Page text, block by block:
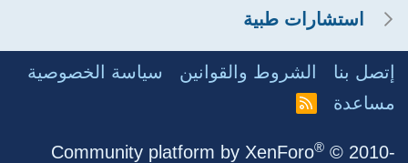
استشارات طبية
إتصل بنا الشروط والقوانين
سياسة الخصوصية
مساعدة
R
Community platform by XenForo® © 2010-